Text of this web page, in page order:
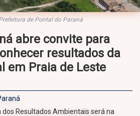
de Pontal do Paraná
abre convite para
resultados da
em Praia de Leste
dos Resultados Ambientais será na